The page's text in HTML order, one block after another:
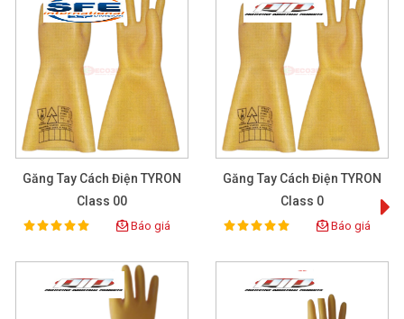
Găng Tay Cách Điện TYRON
Class 00
Rating:
100% Báo giá
Găng Tay Cách Điện TYRON
Class 0
Rating:
100% Báo giá